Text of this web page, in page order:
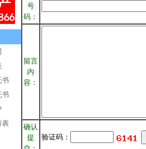
书
书
表
号
码：
留言
内
容：
确认
提
验证码：